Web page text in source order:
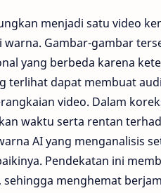
menjadi satu video
Gambar-gambar
yang berbeda karena
terlihat dapat membuat
video. Dalam
waktu serta rentan
AI yang menganalisis
Pendekatan ini
menghemat